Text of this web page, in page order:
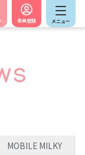
会員登録 メニュー
MOBILE MILKY